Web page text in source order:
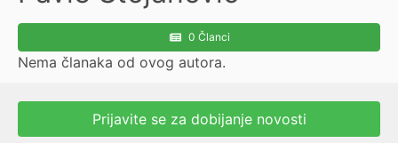
0 Članci
Nema članaka od ovog autora.
Prijavite se za dobijanje novosti